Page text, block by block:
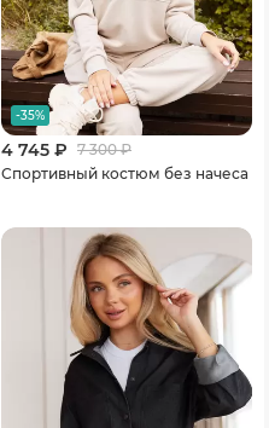
-35%
4 745 ₽ 7 300₽
Спортивный костюм без начеса